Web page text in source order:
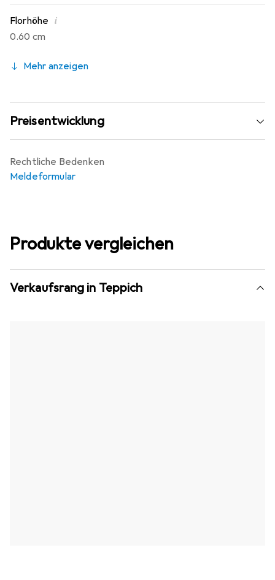
Florhöhe i
0.60 cm
Mehr anzeigen
Preisentwicklung
Rechtliche Bedenken
Meldeformular
Produkte vergleichen
Verkaufsrang in Teppich